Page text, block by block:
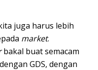
juga harus lebih
market.
bakal buat semacam
GDS, dengan